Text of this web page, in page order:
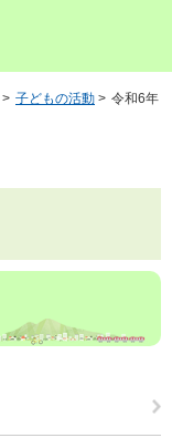
> 子どもの活動 > 令和6年